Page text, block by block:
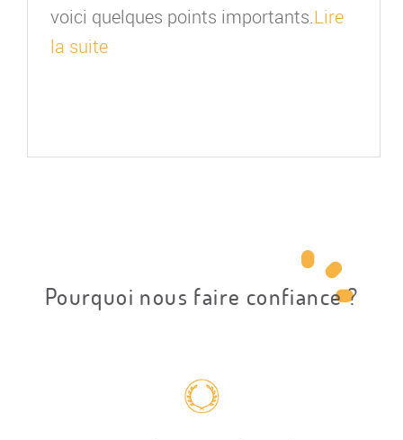
voici quelques points importants.Lire
la suite
Pourquoi nous faire confiance ?